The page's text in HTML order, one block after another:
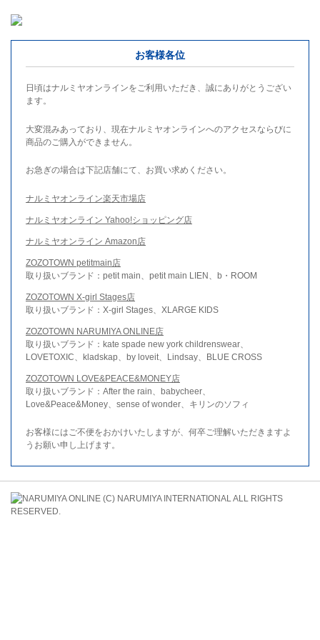
お客様各位
日頃はナルミヤオンラインをご利用いただき、誠にありがとうござい
ます。
大変混みあっており、現在ナルミヤオンラインへのアクセスならびに
商品のご購入ができません。
お急ぎの場合は下記店舗にて、お買い求めください。
ナルミヤオンライン楽天市場店
ナルミヤオンライン Yahoo!ショッピング店
ナルミヤオンライン Amazon店
ZOZOTOWN petitmain店
取り扱いブランド：petit main、petit main LIEN、b・ROOM
ZOZOTOWN X-girl Stages店
取り扱いブランド：X-girl Stages、XLARGE KIDS
ZOZOTOWN NARUMIYA ONLINE店
取り扱いブランド：kate spade new york childrenswear、
LOVETOXIC、kladskap、by loveit、Lindsay、BLUE CROSS
ZOZOTOWN LOVE&PEACE&MONEY店
取り扱いブランド：After the rain、babycheer、
Love&Peace&Money、sense of wonder、キリンのソフィ
お客様にはご不便をおかけいたしますが、何卒ご理解いただきますよ
うお願い申し上げます。